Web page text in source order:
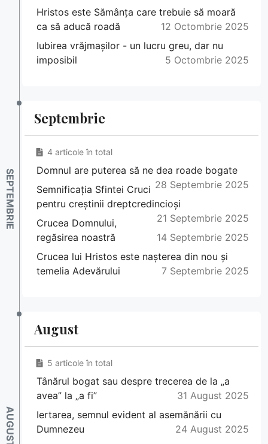
Hristos este Sămânța care trebuie să moară
ca să aducă roadă
12 Octombrie 2025
Iubirea vrăjmașilor - un lucru greu, dar nu
imposibil
5 Octombrie 2025
Septembrie
4 articole în total
Domnul are puterea să ne dea roade bogate
28 Septembrie 2025
Semnificația Sfintei Cruci
pentru creștinii dreptcredincioși
21 Septembrie 2025
Crucea Domnului,
regăsirea noastră
14 Septembrie 2025
Crucea lui Hristos este nașterea din nou și
temelia Adevărului
7 Septembrie 2025
August
5 articole în total
Tânărul bogat sau despre trecerea de la „a
avea” la „a fi”
31 August 2025
Iertarea, semnul evident al asemănării cu
Dumnezeu
24 August 2025